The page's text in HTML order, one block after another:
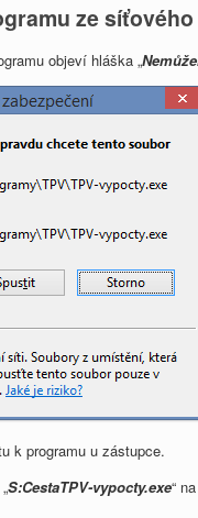
ze
objeví hláška „
k programu u zástupce.
S:CestaTPV-vypocty.exe“